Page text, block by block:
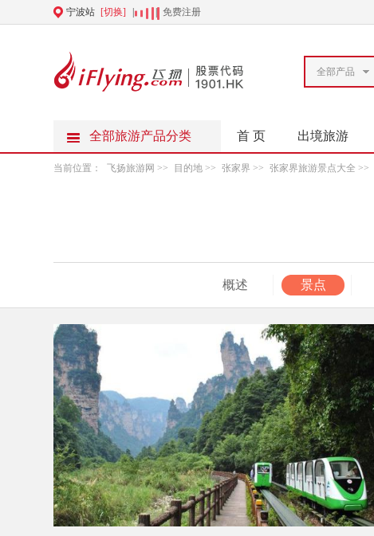
宁波站 [切换] | 免费注册
全部产品
全部旅游产品分类 首 页 出境旅游
当前位置： 飞扬旅游网 >> 目的地 >> 张家界 >> 张家界旅游景点大全 >>
概述 景点